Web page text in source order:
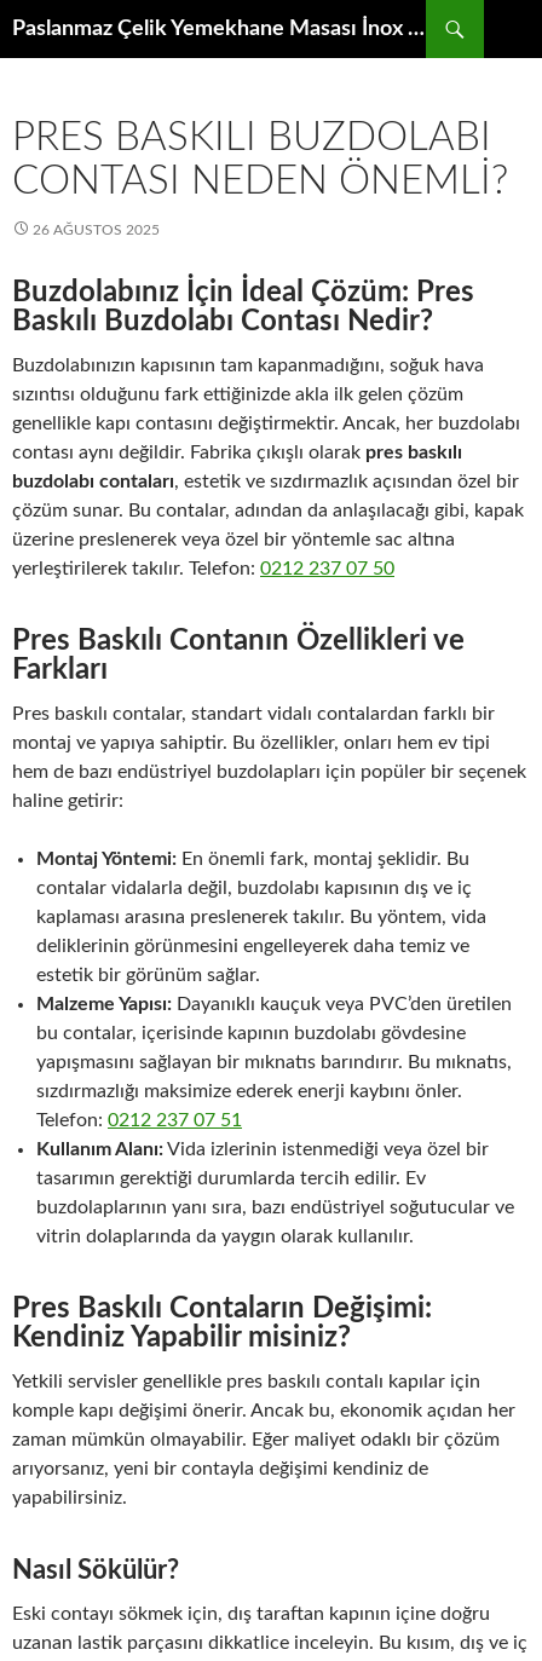
Paslanmaz Çelik Yemekhane Masası İnox Krom Bulaşıkhane Evyesi Tezgahı
PRES BASKILI BUZDOLABI
CONTASI NEDEN ÖNEMLI?
26 AĞUSTOS 2025
Buzdolabınız İçin İdeal Çözüm: Pres
Baskılı Buzdolabı Contası Nedir?
Buzdolabınızın kapısının tam kapanmadığını, soğuk hava
sızıntısı olduğunu fark ettiğinizde akla ilk gelen çözüm
genellikle kapı contasını değiştirmektir. Ancak, her buzdolabı
contası aynı değildir. Fabrika çıkışlı olarak pres baskılı
buzdolabı contaları, estetik ve sızdırmazlık açısından özel bir
çözüm sunar. Bu contalar, adından da anlaşılacağı gibi, kapak
üzerine preslenerek veya özel bir yöntemle sac altına
yerleştirilerek takılır. Telefon: 0212 237 07 50
Pres Baskılı Contanın Özellikleri ve
Farkları
Pres baskılı contalar, standart vidalı contalardan farklı bir
montaj ve yapıya sahiptir. Bu özellikler, onları hem ev tipi
hem de bazı endüstriyel buzdolapları için popüler bir seçenek
haline getirir:
Montaj Yöntemi: En önemli fark, montaj şeklidir. Bu
contalar vidalarla değil, buzdolabı kapısının dış ve iç
kaplaması arasına preslenerek takılır. Bu yöntem, vida
deliklerinin görünmesini engelleyerek daha temiz ve
estetik bir görünüm sağlar.
Malzeme Yapısı: Dayanıklı kauçuk veya PVC’den üretilen
bu contalar, içerisinde kapının buzdolabı gövdesine
yapışmasını sağlayan bir mıknatıs barındırır. Bu mıknatıs,
sızdırmazlığı maksimize ederek enerji kaybını önler.
Telefon: 0212 237 07 51
Kullanım Alanı:Vida izlerinin istenmediği veya özel bir
tasarımın gerektiği durumlarda tercih edilir. Ev
buzdolaplarının yanı sıra, bazı endüstriyel soğutucular ve
vitrin dolaplarında da yaygın olarak kullanılır.
Pres Baskılı Contaların Değişimi:
Kendiniz Yapabilir misiniz?
Yetkili servisler genellikle pres baskılı contalı kapılar için
komple kapı değişimi önerir. Ancak bu, ekonomik açıdan her
zaman mümkün olmayabilir. Eğer maliyet odaklı bir çözüm
arıyorsanız, yeni bir contayla değişimi kendiniz de
yapabilirsiniz.
Nasıl Sökülür?
Eski contayı sökmek için, dış taraftan kapının içine doğru
uzanan lastik parçasını dikkatlice inceleyin. Bu kısım, dış ve iç